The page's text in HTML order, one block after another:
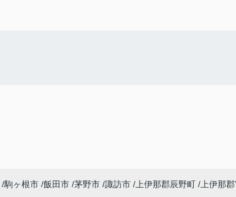
駒ヶ根市 飯田市 茅野市 諏訪市 上伊那郡辰野町
上伊那